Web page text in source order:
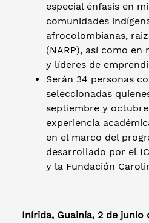
especial énfasis en
comunidades
afrocolombianas,
(NARP), así como en
y líderes de
Serán 34 personas
seleccionadas
septiembre y
experiencia
en el marco del
desarrollado por el
y la Fundación
Inírida, Guainía, 2 de junio